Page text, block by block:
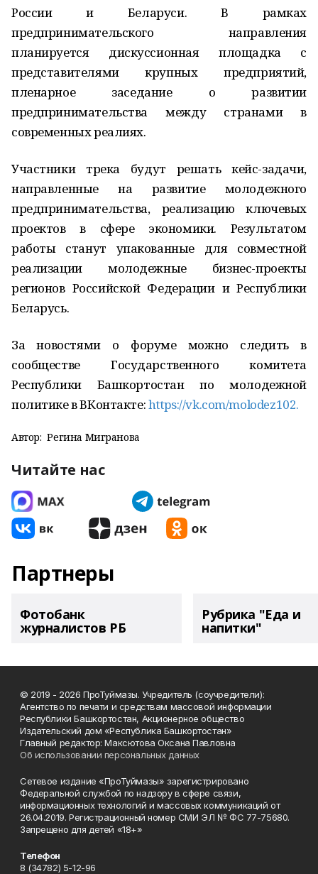
России и Беларуси. В рамках
предпринимательского направления
планируется дискуссионная площадка с
представителями крупных предприятий,
пленарное заседание о развитии
предпринимательства между странами в
современных реалиях.
Участники трека будут решать кейс-задачи,
направленные на развитие молодежного
предпринимательства, реализацию ключевых
проектов в сфере экономики. Результатом
работы станут упакованные для совместной
реализации молодежные бизнес-проекты
регионов Российской Федерации и Республики
Беларусь.
За новостями о форуме можно следить в
сообществе Государственного комитета
Республики Башкортостан по молодежной
политике в ВКонтакте:https://vk.com/molodez102.
Автор: Регина Мигранова
Читайте нас
Партнеры
Фотобанк
журналистов РБ
Рубрика "Еда и
напитки"
© 2019 - 2026 ПроТуймазы. Учредитель (соучредители):
Агентство по печати и средствам массовой информации
Республики Башкортостан, Акционерное общество
Издательский дом «Республика Башкортостан»
Главный редактор: Максютова Оксана Павловна
Об использовании персональных данных
Сетевое издание «ПроТуймазы» зарегистрировано
Федеральной службой по надзору в сфере связи,
информационных технологий и массовых коммуникаций от
26.04.2019. Регистрационный номер СМИ ЭЛ № ФС 77-75680.
Запрещено для детей «18+»
Телефон
8 (34782) 5-12-96